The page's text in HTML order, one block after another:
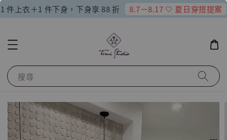
1 件上衣＋1 件下身，下身享 88 折 8.7－8.17 🤍 夏日穿搭提案
搜尋